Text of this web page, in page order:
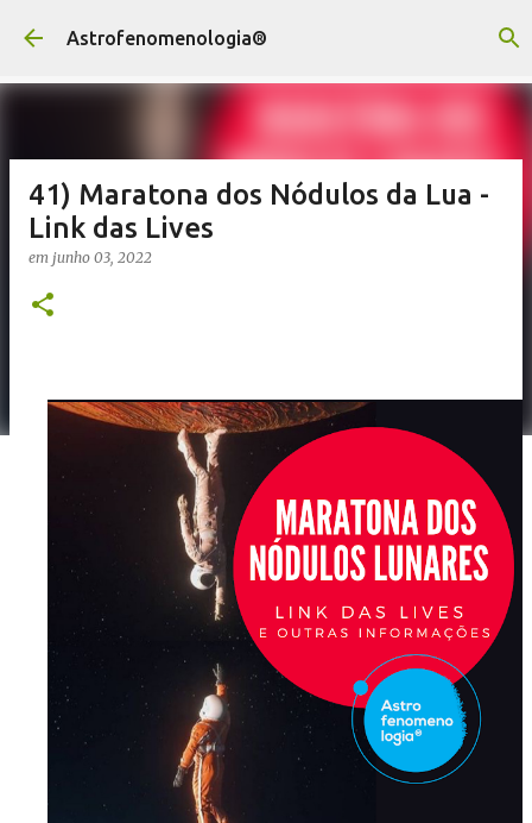
Pular para o conteúdo principal
Astrofenomenologia®
41) Maratona dos Nódulos da Lua -
Link das Lives
em junho 03, 2022